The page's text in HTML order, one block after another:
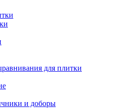
для плитки
и доборы